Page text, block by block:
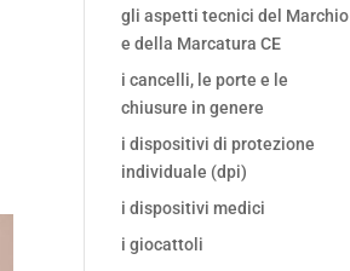
gli aspetti tecnici del Marchio
e della Marcatura CE
i cancelli, le porte e le
chiusure in genere
i dispositivi di protezione
individuale (dpi)
i dispositivi medici
i giocattoli